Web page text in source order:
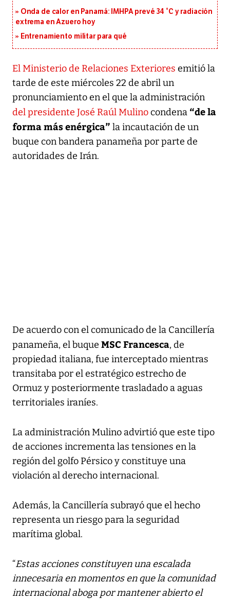
Onda de calor en Panamá: IMHPA prevé 34 °C y radiación
extrema en Azuero hoy
Entrenamiento militar para qué
El Ministerio de Relaciones Exteriores emitió la
tarde de este miércoles 22 de abril un
pronunciamiento en el que la administración
del presidente José Raúl Mulinocondena “de la
forma más enérgica” la incautación de un
buque con bandera panameña por parte de
autoridades de Irán.
De acuerdo con el comunicado de la Cancillería
panameña, el buque MSC Francesca, de
propiedad italiana, fue interceptado mientras
transitaba por el estratégico estrecho de
Ormuz y posteriormente trasladado a aguas
territoriales iraníes.
La administración Mulino advirtió que este tipo
de acciones incrementa las tensiones en la
región del golfo Pérsico y constituye una
violación al derecho internacional.
Además, la Cancillería subrayó que el hecho
representa un riesgo para la seguridad
marítima global.
“Estas acciones constituyen una escalada
innecesaria en momentos en que la comunidad
internacional aboga por mantener abierto el